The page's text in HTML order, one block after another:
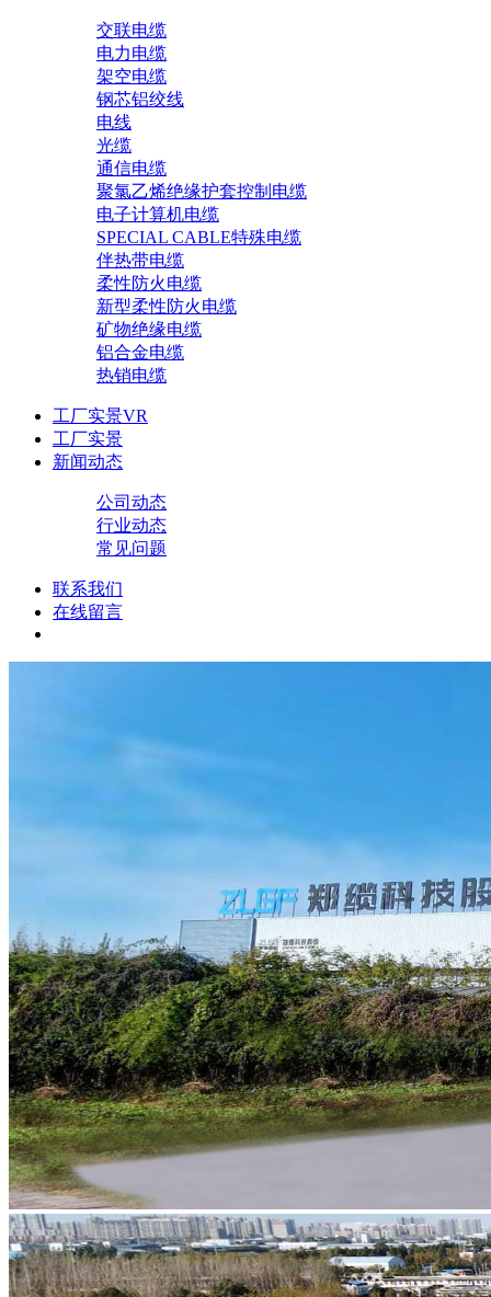
交联电缆
电力电缆
架空电缆
钢芯铝绞线
电线
光缆
通信电缆
聚氯乙烯绝缘护套控制电缆
电子计算机电缆
SPECIAL CABLE特殊电缆
伴热带电缆
柔性防火电缆
新型柔性防火电缆
矿物绝缘电缆
铝合金电缆
热销电缆
工厂实景VR
工厂实景
新闻动态
公司动态
行业动态
常见问题
联系我们
在线留言